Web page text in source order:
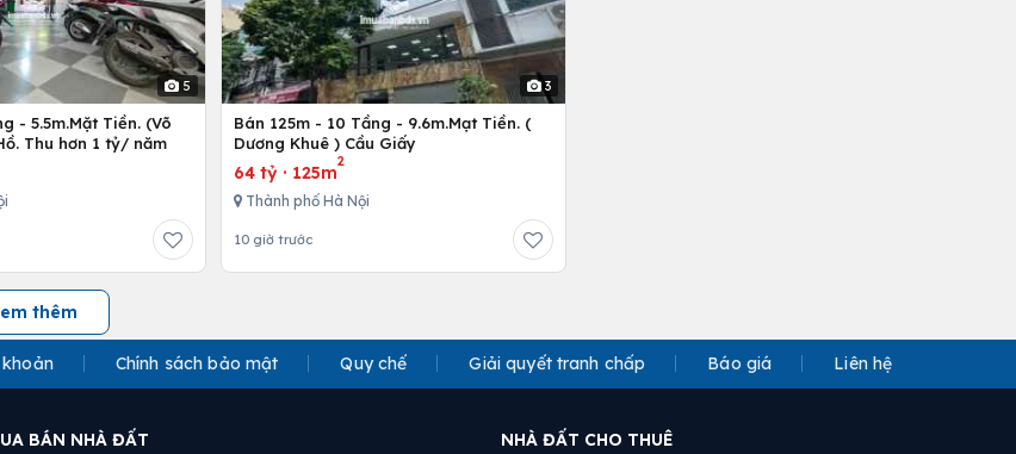
5
- 5.5m.Mặt Tiền. (Võ
Thu hơn 1 tỷ/ năm
3
Bán 125m - 10 Tầng - 9.6m.Mạt Tiền. (
Dương Khuê ) Cầu Giấy
64 tỷ· 125m
2
Thành phố Hà Nội
10 giờ trước
thêm
Chính sách bảo mật Quy chế Giải quyết tranh chấp Báo giá Liên hệ
BÁN NHÀ ĐẤT NHÀ ĐẤT CHO THUÊ